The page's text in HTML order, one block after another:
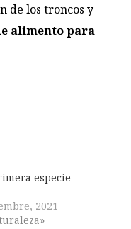
de los troncos y
alimento para
especie
2021